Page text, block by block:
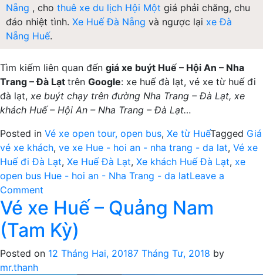
Nẵng , cho thuê xe du lịch Hội Một giá phải chăng, chu
đáo nhiệt tình. Xe Huế Đà Nẵng và ngược lại xe Đà
Nẵng Huế.
Tìm kiếm liên quan đến giá xe buýt Huế – Hội An – Nha
Trang – Đà Lạt trên Google: xe huế đà lạt, vé xe từ huế đi
đà lạt, xe buýt chạy trên đường Nha Trang – Đà Lạt, xe
khách Huế – Hội An – Nha Trang – Đà Lạt…
Posted in Vé xe open tour, open bus, Xe từ HuếTagged Giá
vé xe khách, ve xe Hue - hoi an - nha trang - da lat, Vé xe
Huế đi Đà Lạt, Xe Huế Đà Lạt, Xe khách Huế Đà Lạt, xe
open bus Hue - hoi an - Nha Trang - da latLeave a
Comment
Giá
vé
xe
từ
Vé xe Huế – Quảng Nam
(Tam Kỳ)
Posted on 12 Tháng Hai, 20187 Tháng Tư, 2018 by
mr.thanh